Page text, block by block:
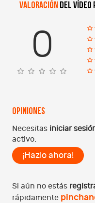
Valoración del vídeo
0
Opiniones
Necesitas iniciar
activo.
¡Hazlo ahora!
Si aún no estás
rápidamente